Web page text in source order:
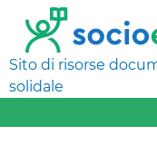
Sito di risorse
solidale